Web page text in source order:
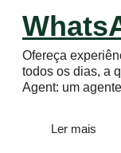
Ofereça
todos os dias, a
Agent: um
Ler mais